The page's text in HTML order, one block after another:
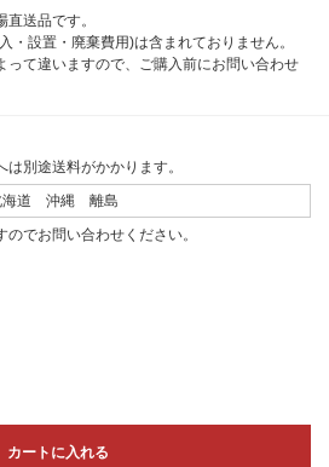
送品です。
・設置・廃棄費用)は含まれておりません。
って違いますので、ご購入前にお問い合わせ
別途送料がかかります。
海道 沖縄 離島
でお問い合わせください。
カートに入れる